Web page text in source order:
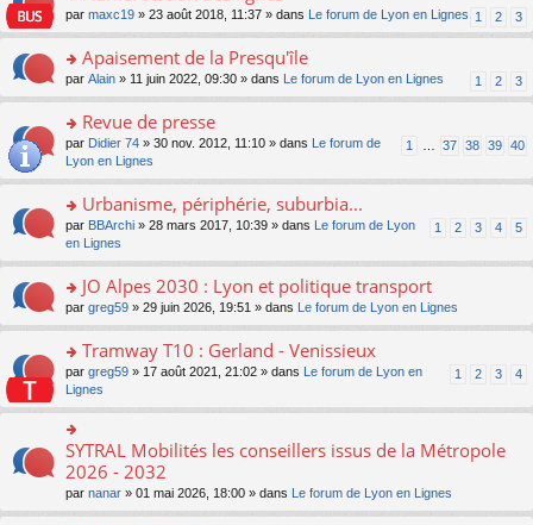
e
nt
u
ré
c
e
o
n
lu
pl
s
ré
e
s
e
n
o
n
le
pl
s
ré
c
e
er
le
m
e
s
g
e
n
o
n
le
s
ré
c
nt
o
n
ult
er
le
m
e
s
g
e
n
o
n
le
u
s
ré
c
e
nt
1 2 3
par maxc19 » 23 août 2018, 11:37 » dans Le forum de Lyon en Lignes
o
n
ult
er
le
m
e
s
s
e
n
o
n
le
s
ré
c
e
Apaisement de la Presqu'île
1 2 3
par Alain » 11 juin 2022, 09:30 » dans Le forum de Lyon en Lignes
o
s
er
le
m
e
s
s
e
n
o
n
lu
le
pl
u
s
ré
Revue de presse
1 37 38 39 40
par Didier 74 » 30 nov. 2012, 11:10 » dans
Le forum de
Lyon en Lignes
o
n
s
er
le
m
e
s
s
g
n
o
n
lu
Urbanisme, périphérie, suburbia...
1 2 3 4 5
par BBArchi » 28 mars 2017, 10:39 » dans
Le forum de Lyon
en Lignes
o
n
ult
er
le
m
e
s
s
g
JO Alpes 2030 : Lyon et politique transport
par greg59 » 29 juin 2026, 19:51 » dans Le forum de Lyon en Lignes
o
s
ult
er
le
m
e
s
Tramway T10 : Gerland - Venissieux
1 2 3 4
par greg59 » 17 août 2021, 21:02 » dans
Le forum de Lyon en
Lignes
o
n
ult
er
SYTRAL Mobilités les conseillers issus de la Métropole
2026 - 2032
par nanar » 01 mai 2026, 18:00 » dans Le forum de Lyon en Lignes